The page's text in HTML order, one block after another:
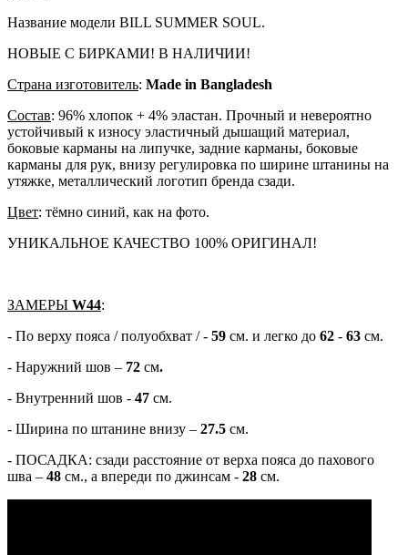
Название модели BILL SUMMER SOUL.
НОВЫЕ С БИРКАМИ! В НАЛИЧИИ!
Cтрана изготовитель: Made in Bangladesh
Состав: 96% хлопок + 4% эластан. Прочный и невероятно
устойчивый к износу эластичный дышащий материал,
боковые карманы на липучке, задние карманы, боковые
карманы для рук, внизу регулировка по ширине штанины на
утяжке, металлический логотип бренда сзади.
Цвет: тёмно синий, как на фото.
УНИКАЛЬНОЕ КАЧЕСТВО 100% ОРИГИНАЛ!
ЗАМЕРЫ W44:
- По верху пояса / полуобхват / - 59 см. и легко до 62 - 63 см.
- Наружний шов – 72 см.
- Внутренний шов - 47 см.
- Ширина по штанине внизу – 27.5 см.
- ПОСАДКА: сзади расстояние от верха пояса до пахового
шва – 48 см., а впереди по джинсам - 28 см.